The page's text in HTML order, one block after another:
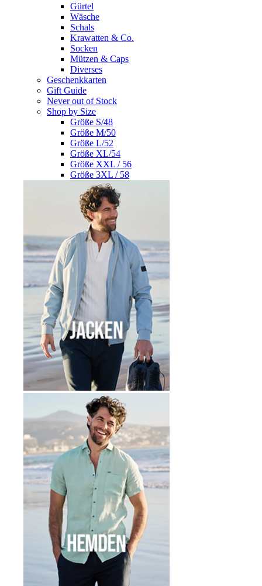
Gürtel
Wäsche
Schals
Krawatten & Co.
Socken
Mützen & Caps
Diverses
Geschenkkarten
Gift Guide
Never out of Stock
Shop by Size
Größe S/48
Größe M/50
Größe L/52
Größe XL/54
Größe XXL / 56
Größe 3XL / 58